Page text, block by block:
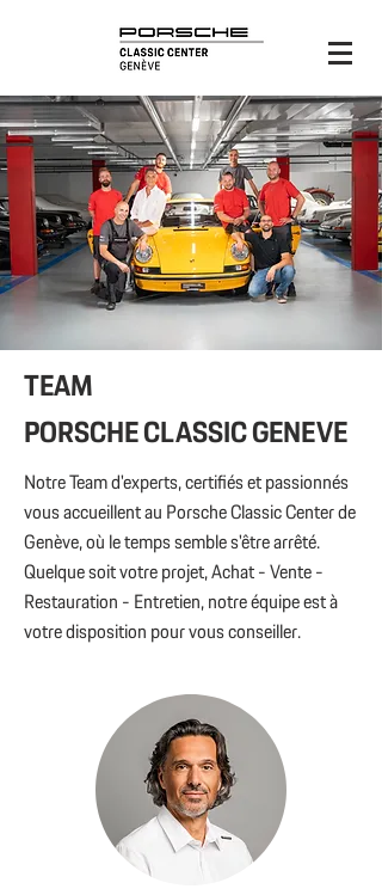
TEAM
PORSCHE CLASSIC GENEVE
Notre Team d'experts, certifiés et passionnés
vous accueillent au Porsche Classic Center de
Genève, où le temps semble s'être arrêté.
Quelque soit votre projet, Achat - Vente -
Restauration - Entretien, notre équipe est à
votre disposition pour vous conseiller.